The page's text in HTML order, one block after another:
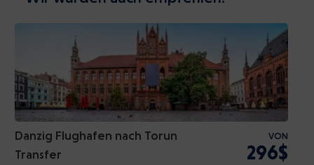
Danzig Flughafen nach Torun
Transfer
VON
296$